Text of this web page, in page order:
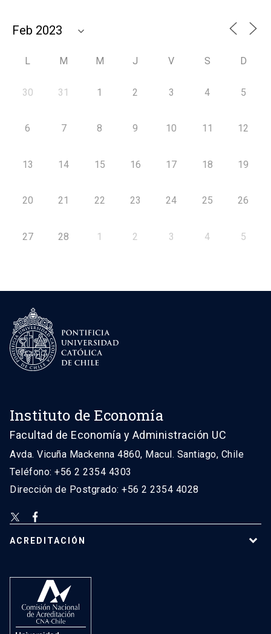
L M M J V S D
30 31 1 2 3 4 5
6 7 8 9 10 11 12
13 14 15 16 17 18 19
20 21 22 23 24 25 26
27 28 1 2 3 4 5
Instituto de Economía
Facultad de Economía y Administración UC
Avda. Vicuña Mackenna 4860, Macul. Santiago, Chile
Teléfono: +56 2 2354 4303
Dirección de Postgrado: +56 2 2354 4028
ACREDITACIÓN